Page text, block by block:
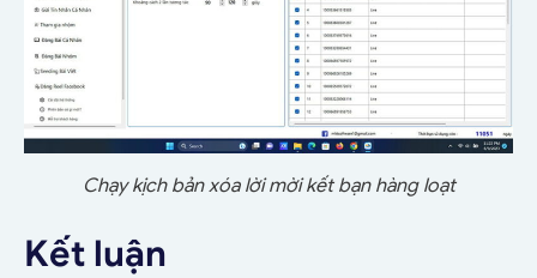
Chạy kịch bản xóa lời mời kết bạn hàng loạt
Kết luận